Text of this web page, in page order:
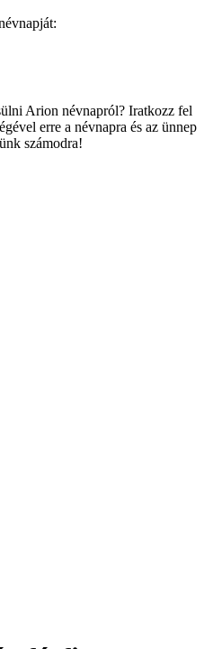
Arion névnapról? Iratkozz fel
erre a névnapra és az ünnep
számodra!